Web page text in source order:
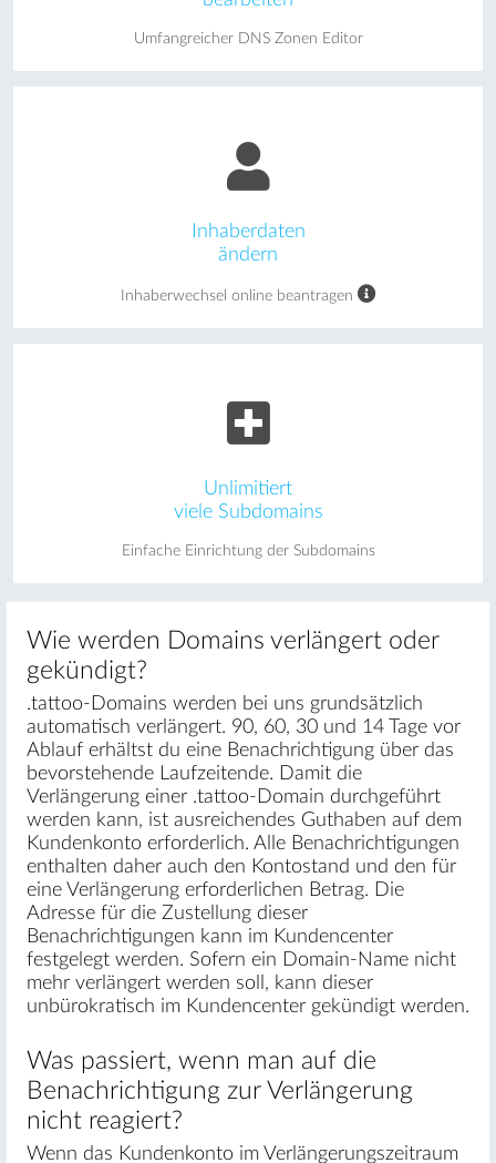
Umfangreicher DNS Zonen Editor
Inhaberdaten
ändern
Inhaberwechsel online beantragen
Unlimitiert
viele Subdomains
Einfache Einrichtung der Subdomains
Wie werden Domains verlängert oder
gekündigt?
.tattoo-Domains werden bei uns grundsätzlich
automatisch verlängert. 90, 60, 30 und 14 Tage vor
Ablauf erhältst du eine Benachrichtigung über das
bevorstehende Laufzeitende. Damit die
Verlängerung einer .tattoo-Domain durchgeführt
werden kann, ist ausreichendes Guthaben auf dem
Kundenkonto erforderlich. Alle Benachrichtigungen
enthalten daher auch den Kontostand und den für
eine Verlängerung erforderlichen Betrag. Die
Adresse für die Zustellung dieser
Benachrichtigungen kann im Kundencenter
festgelegt werden. Sofern ein Domain-Name nicht
mehr verlängert werden soll, kann dieser
unbürokratisch im Kundencenter gekündigt werden.
Was passiert, wenn man auf die
Benachrichtigung zur Verlängerung
nicht reagiert?
Wenn das Kundenkonto im Verlängerungszeitraum